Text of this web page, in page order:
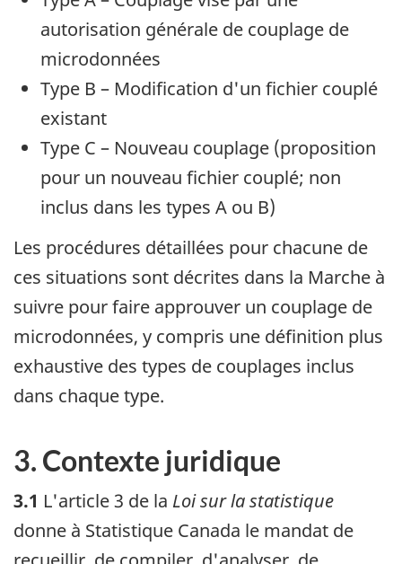
autorisation générale de couplage de
microdonnées
Type B – Modification d'un fichier couplé
existant
Type C – Nouveau couplage (proposition
pour un nouveau fichier couplé; non
inclus dans les types A ou B)
Les procédures détaillées pour chacune de
ces situations sont décrites dans la Marche à
suivre pour faire approuver un couplage de
microdonnées, y compris une définition plus
exhaustive des types de couplages inclus
dans chaque type.
3. Contexte juridique
3.1 L'article 3 de la Loi sur la statistique
donne à Statistique Canada le mandat de